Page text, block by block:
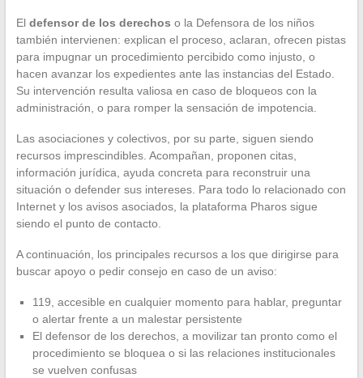
El defensor de los derechos o la Defensora de los niños
también intervienen: explican el proceso, aclaran, ofrecen pistas
para impugnar un procedimiento percibido como injusto, o
hacen avanzar los expedientes ante las instancias del Estado.
Su intervención resulta valiosa en caso de bloqueos con la
administración, o para romper la sensación de impotencia.
Las asociaciones y colectivos, por su parte, siguen siendo
recursos imprescindibles. Acompañan, proponen citas,
información jurídica, ayuda concreta para reconstruir una
situación o defender sus intereses. Para todo lo relacionado con
Internet y los avisos asociados, la plataforma Pharos sigue
siendo el punto de contacto.
A continuación, los principales recursos a los que dirigirse para
buscar apoyo o pedir consejo en caso de un aviso:
119, accesible en cualquier momento para hablar, preguntar
o alertar frente a un malestar persistente
El defensor de los derechos, a movilizar tan pronto como el
procedimiento se bloquea o si las relaciones institucionales
se vuelven confusas